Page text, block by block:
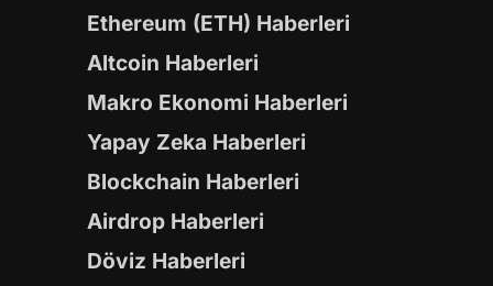
Ethereum (ETH) Haberleri
Altcoin Haberleri
Makro Ekonomi Haberleri
Yapay Zeka Haberleri
Blockchain Haberleri
Airdrop Haberleri
Döviz Haberleri